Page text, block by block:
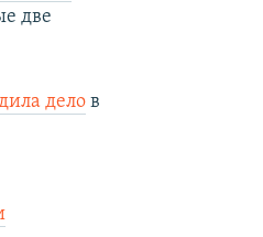
две
дело в